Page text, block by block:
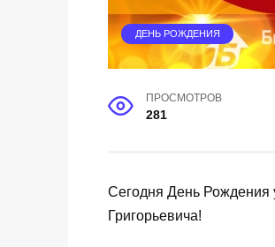
ДЕНЬ РОЖДЕНИЯ
ПРОСМОТРОВ
281
Сегодня День Рождения
Григорьевича!